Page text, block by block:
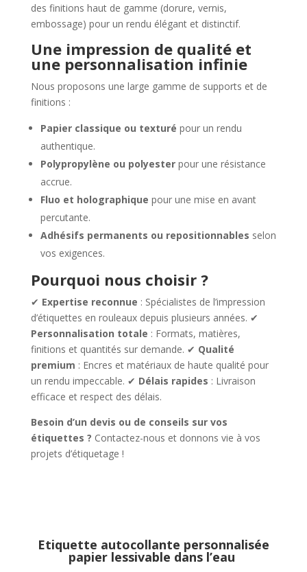
des finitions haut de gamme (dorure, vernis,
embossage) pour un rendu élégant et distinctif.
Une impression de qualité et
une personnalisation infinie
Nous proposons une large gamme de supports et de
finitions :
Papier classique ou texturé pour un rendu
authentique.
Polypropylène ou polyesterpour une résistance
accrue.
Fluo et holographique pour une mise en avant
percutante.
Adhésifs permanents ou repositionnables selon
vos exigences.
Pourquoi nous choisir ?
✔ Expertise reconnue : Spécialistes de l’impression
d’étiquettes en rouleaux depuis plusieurs années. ✔
Personnalisation totale : Formats, matières,
finitions et quantités sur demande. ✔ Qualité
premium : Encres et matériaux de haute qualité pour
un rendu impeccable. ✔ Délais rapides : Livraison
efficace et respect des délais.
Besoin d’un devis ou de conseils sur vos
étiquettes ? Contactez-nous et donnons vie à vos
projets d’étiquetage !
Etiquette autocollante personnalisée
papier lessivable dans l’eau